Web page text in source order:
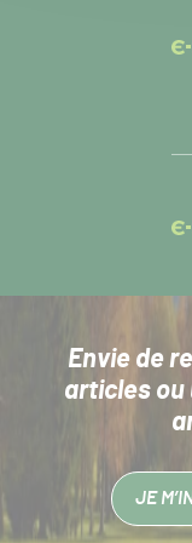
Envie de
articlesou
JE